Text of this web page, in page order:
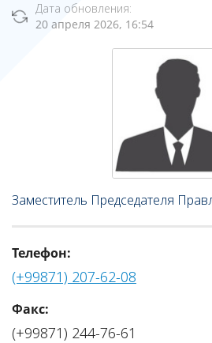
Дата обновления:
20 апреля 2026, 16:54
Заместитель Председателя
Телефон:
(+99871) 207-62-08
Факс:
(+99871) 244-76-61